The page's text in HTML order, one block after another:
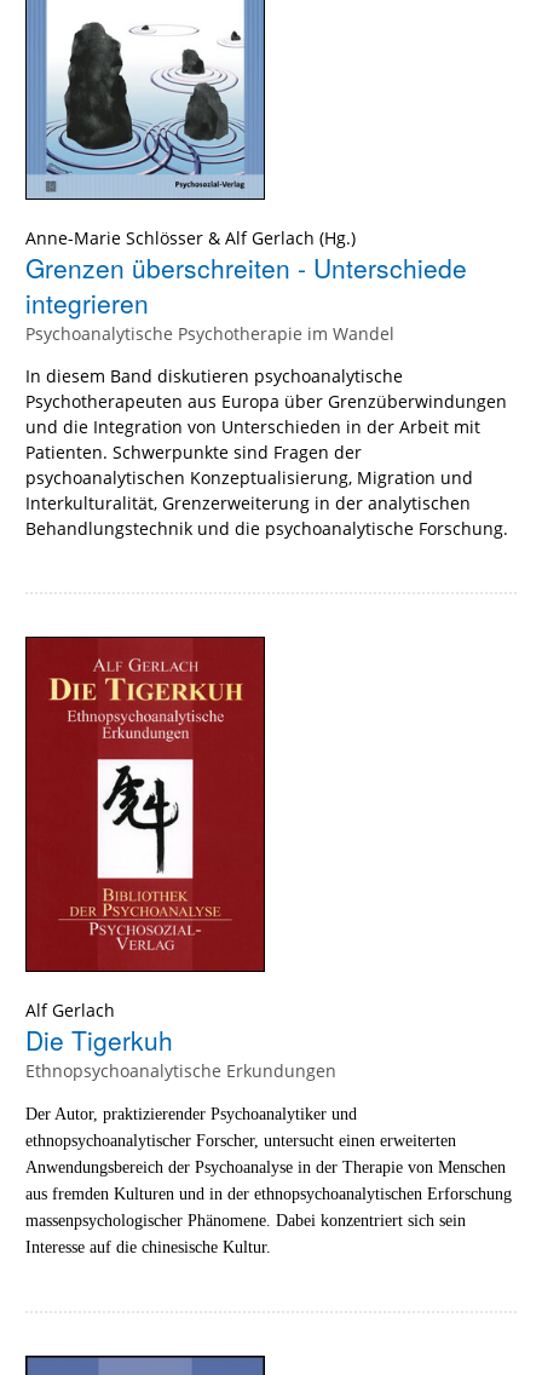
Anne-Marie Schlösser & Alf Gerlach (Hg.)
Grenzen überschreiten - Unterschiede
integrieren
Psychoanalytische Psychotherapie im Wandel
In diesem Band diskutieren psychoanalytische
Psychotherapeuten aus Europa über Grenzüberwindungen
und die Integration von Unterschieden in der Arbeit mit
Patienten. Schwerpunkte sind Fragen der
psychoanalytischen Konzeptualisierung, Migration und
Interkulturalität, Grenzerweiterung in der analytischen
Behandlungstechnik und die psychoanalytische Forschung.
Alf Gerlach
Die Tigerkuh
Ethnopsychoanalytische Erkundungen
Der Autor, praktizierender Psychoanalytiker und
ethnopsychoanalytischer Forscher, untersucht einen erweiterten
Anwendungsbereich der Psychoanalyse in der Therapie von Menschen
aus fremden Kulturen und in der ethnopsychoanalytischen Erforschung
massenpsychologischer Phänomene. Dabei konzentriert sich sein
Interesse auf die chinesische Kultur.